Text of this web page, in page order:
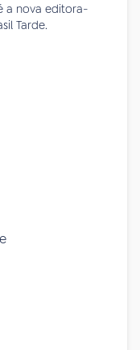
a nova editora-
Tarde.